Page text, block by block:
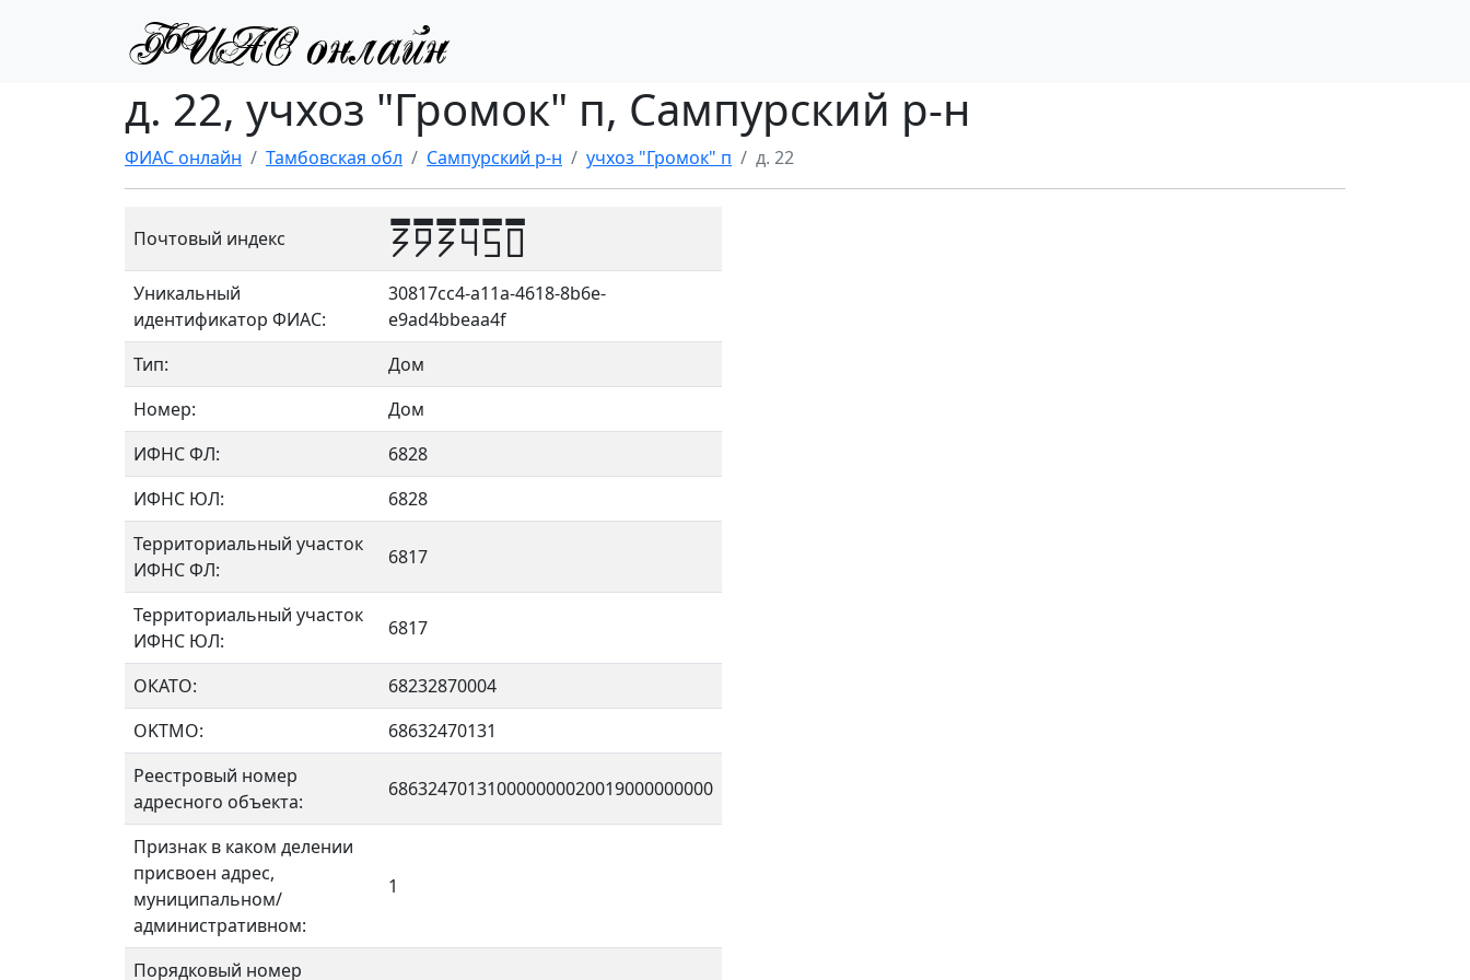
д. 22, учхоз "Громок" п, Сампурский р-н
ФИАС онлайн Тамбовская обл Сампурский р-н учхоз "Громок" п д. 22
Почтовый индекс 393450
Уникальный
идентификатор ФИАС:
30817cc4-a11a-4618-8b6e-
e9ad4bbeaa4f
Тип:
Дом
Номер:
Дом
ИФНС ФЛ:
6828
ИФНС ЮЛ:
6828
Территориальный участок
ИФНС ФЛ:
6817
Территориальный участок
ИФНС ЮЛ:
6817
ОКАТО:
68232870004
OKTMO:
68632470131
Реестровый номер
адресного объекта:
686324701310000000020019000000000
Признак в каком делении
присвоен адрес,
муниципальном/
административном:
1
Порядковый номер